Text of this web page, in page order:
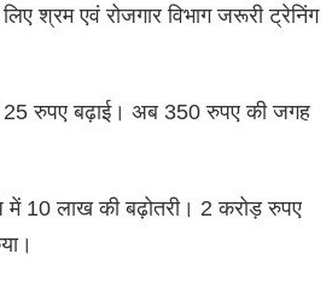
श्रम एवं रोजगार विभाग जरूरी ट्रेनिंग
25 रुपए बढ़ाई। अब 350 रुपए की जगह
में 10 लाख की बढ़ोतरी। 2 करोड़ रुपए